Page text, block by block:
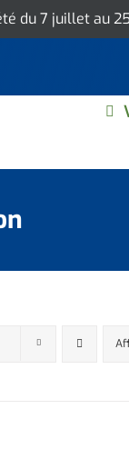
du 7 juillet au